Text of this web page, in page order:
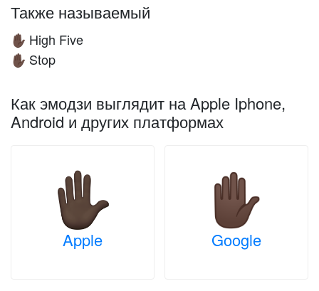
Также называемый
✋🏿 High Five
✋🏿 Stop
Как эмодзи выглядит на Apple Iphone,
Android и других платформах
Apple Google